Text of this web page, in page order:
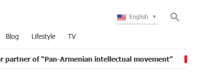
English
Blog Lifestyle TV
Armenian intellectual movement” 16:11 IDBank issued